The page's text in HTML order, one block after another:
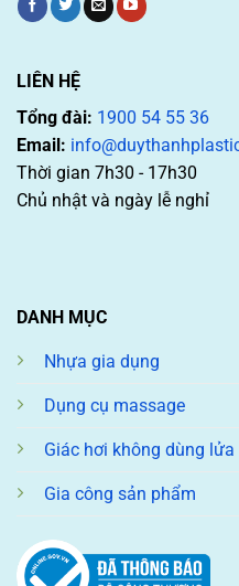
DANH MỤC
Nhựa gia dụng
Dụng cụ massage
Giác hơi không dùng lửa
Gia công sản phẩm
LIÊN HỆ
Tổng đài: 1900 54 55 36
Email:
Thời gian 7h30 - 17h30
Chủ nhật và ngày lễ nghỉ